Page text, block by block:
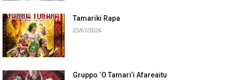
Tamariki Rapa
23/07/2026
Gruppo ‘O Tamari’i Afareaitu